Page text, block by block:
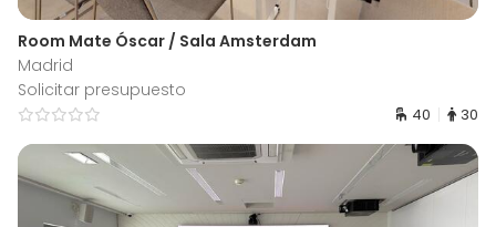
Room Mate Óscar / Sala Amsterdam
Madrid
Solicitar presupuesto
40 30